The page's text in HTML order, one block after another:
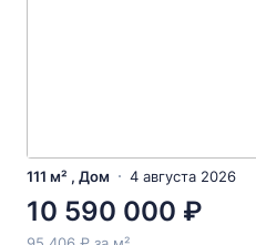
111 м² , Дом 4 августа 2026
10 590 000 ₽